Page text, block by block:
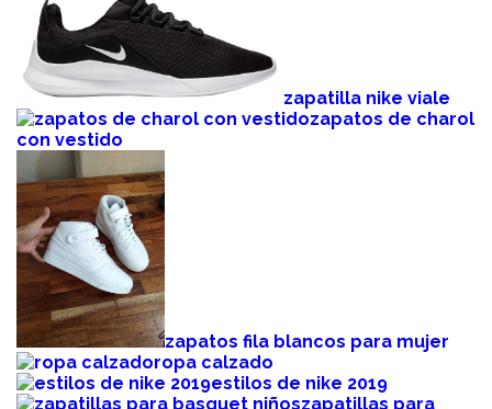
zapatilla nike viale
zapatos de charol
con vestido
zapatos fila blancos para mujer
ropa calzado
estilos de nike 2019
zapatillas para